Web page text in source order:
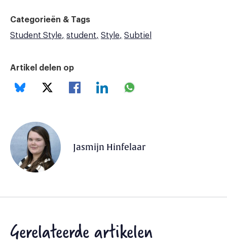
Categorieën & Tags
Student Style
student Style Subtiel
Artikel delen op
Jasmijn Hinfelaar
Gerelateerde artikelen